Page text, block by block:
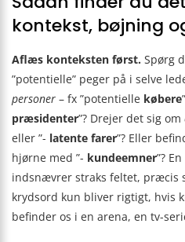
kontekst, bøjning
Aflæs konteksten først. Spørg
”potentielle” peger på i selve
personer – fx ”potentielle købere
præsidenter”? Drejer det sig om
eller ”- latente farer”? Eller
hjørne med ”- kundeemner”?
indsnævrer straks feltet, præcis
krydsord kun bliver rigtigt, hvis
befinder os i en arena, en tv-